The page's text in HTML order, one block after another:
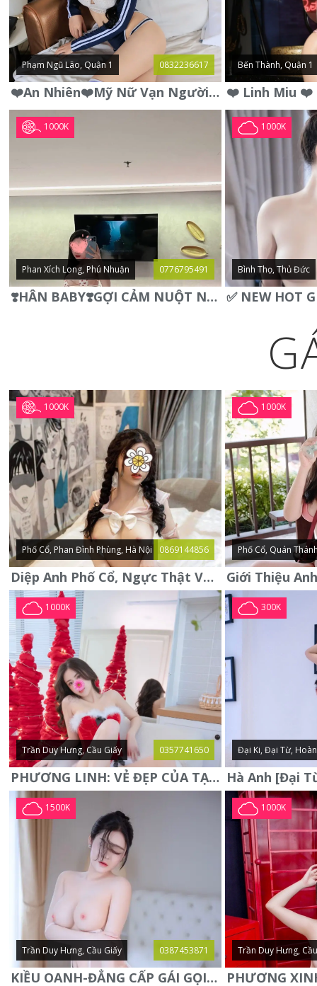
Phạm Ngũ Lão, Quận 1 0832236617
❤️An Nhiên❤️Mỹ Nữ Vạn Người Mê,Da Trắng, Mặt Xynh, Đẹp Từng
Bến Thành, Quận 1
1000K
Phan Xích Long, Phú Nhuận 0776795491
❣️HÂN BABY❣️GỢI CẢM NUỘT NÀ DÁNG SON XINH XINH QUYẾN RŨ
1000K
Bình Thọ, Thủ Đức
1000K
Phố Cổ, Phan Đình Phùng, Hà Nội 0869144856
Diệp Anh Phố Cổ, Ngực Thật Vú To Thơm Tho Quyến Rũ
1000K
Phố Cổ, Quán
1000K
Trần Duy Hưng, Cầu Giấy 0357741650
PHƯƠNG LINH: VẺ ĐẸP CỦA TẠO HÓA, XINH ĐẸP, SEXY, QUYỄN RŨ
300K
Đại Ki, Đại Từ,
1500K
Trần Duy Hưng, Cầu Giấy 0387453871
KIỀU OANH-ĐẲNG CẤP GÁI GỌI XINH SANG-NGOAN NGOÃN
1000K
Trần Duy Hưng,